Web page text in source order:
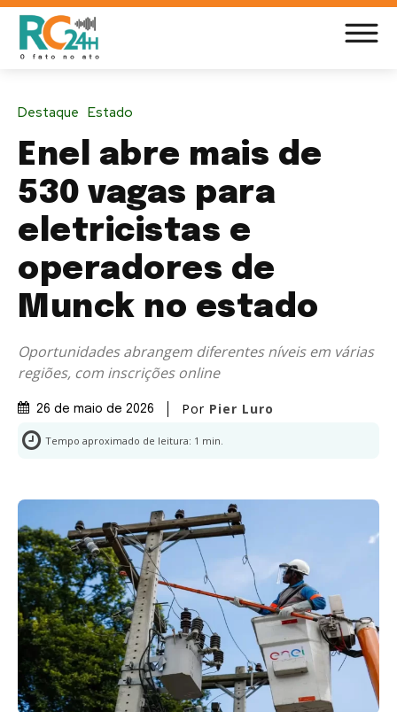
Destaque Estado
Enel abre mais de
530 vagas para
eletricistas e
operadores de
Munck no estado
Oportunidades abrangem diferentes níveis em várias
regiões, com inscrições online
26 de maio de 2026 Por Pier Luro
Tempo aproximado de leitura: 1 min.